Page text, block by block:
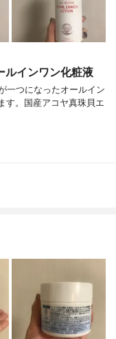
ルインワン化粧液
一つになったオールイン
す。国産アコヤ真珠貝エ